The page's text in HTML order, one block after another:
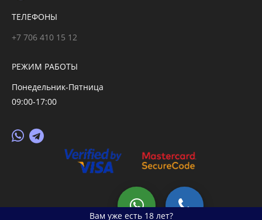
Вам уже есть 18 лет?
ТЕЛЕФОНЫ
+7 706 410 15 12
РЕЖИМ РАБОТЫ
Понедельник-Пятница
09:00-17:00
© 2026 primegoods.kz